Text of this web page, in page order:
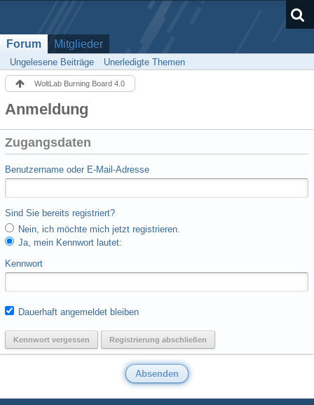
Forum Mitglieder
Ungelesene Beiträge Unerledigte Themen
WoltLab Burning Board 4.0
Anmeldung
Zugangsdaten
Benutzername oder E-Mail-Adresse
Sind Sie bereits registriert?
Nein, ich möchte mich jetzt registrieren.
Ja, mein Kennwort lautet:
Kennwort
Dauerhaft angemeldet bleiben
Kennwort vergessen Registrierung abschließen